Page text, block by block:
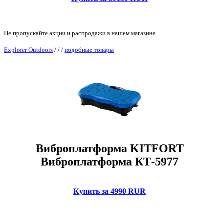
Не пропускайте акции и распродажи в нашем магазине.
Explorer Outdoors / / / подобные товары
Виброплатформа KITFORT
Виброплатформа КТ-5977
Купить за 4990 RUR